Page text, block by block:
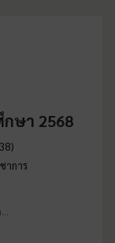
ษา 2568
าการ
…